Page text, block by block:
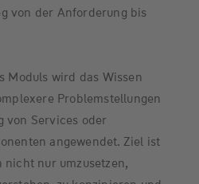
von der Anforderung bis
Moduls wird das Wissen
Problemstellungen
von Services oder
angewendet. Ziel ist
nicht nur umzusetzen,